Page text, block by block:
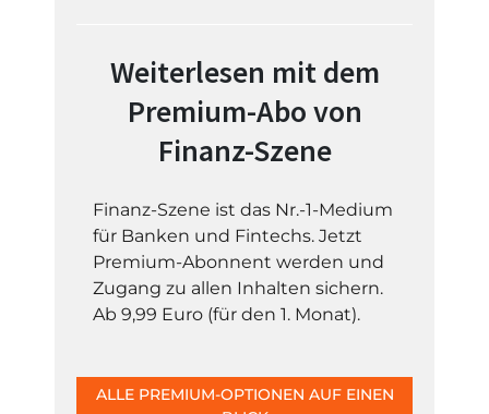
Weiterlesen mit dem
Premium-Abo von
Finanz-Szene
Finanz-Szene ist das Nr.-1-Medium
für Banken und Fintechs. Jetzt
Premium-Abonnent werden und
Zugang zu allen Inhalten sichern.
Ab 9,99 Euro (für den 1. Monat).
ALLE PREMIUM-OPTIONEN AUF EINEN